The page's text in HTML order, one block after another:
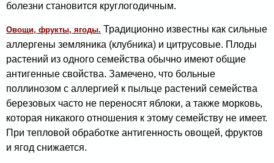
болезни становится круглогодичным.
Овощи, фрукты, ягоды. Традиционно извест­ны как сильные
аллергены земляника (клубника) и цит­русовые. Плоды
растений из одного семейства обычно имеют общие
антигенные свойства. Замечено, что боль­ные
поллинозом с аллергией к пыльце растений семей­ства
березовых часто не переносят яблоки, а также мор­ковь,
которая никакого отношения к этому семейству не имеет.
При тепловой обработке антигенность овощей, фруктов
и ягод снижается.